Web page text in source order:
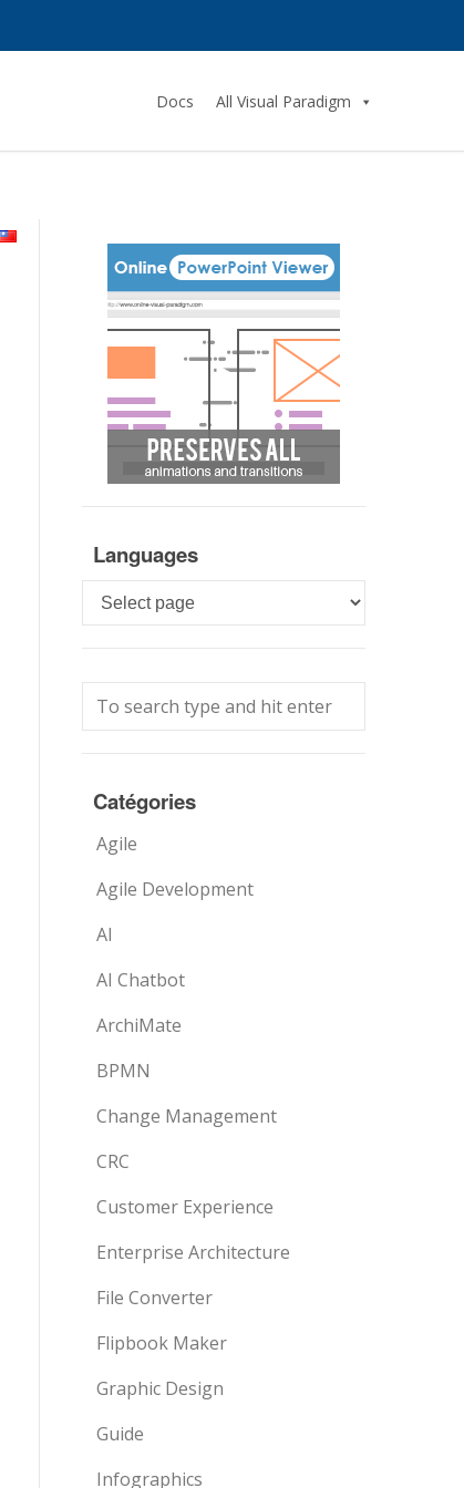
Docs All Visual Paradigm
Languages
Languages
Catégories
Agile
Agile Development
AI
AI Chatbot
ArchiMate
BPMN
Change Management
CRC
Customer Experience
Enterprise Architecture
File Converter
Flipbook Maker
Graphic Design
Guide
Infographics